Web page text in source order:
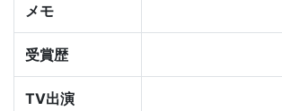
メモ
受賞歴
TV出演